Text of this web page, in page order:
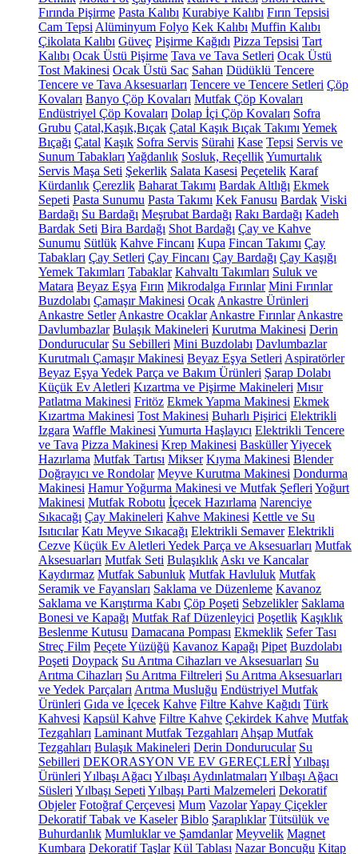
Fırında Pişirme Pasta Kalıbı Kurabiye Kalıbı Fırın Tepsisi
Cam Tepsi Alüminyum Folyo Kek Kalıbı Muffin Kalıbı
Çikolata Kalıbı Güveç Pişirme Kağıdı Pizza Tepsisi Tart
Kalıbı Ocak Üstü Pişirme Tava ve Tava Setleri Ocak Üstü
Tost Makinesi Ocak Üstü Sac Sahan Düdüklü Tencere
Tencere ve Tava Aksesuarları Tencere ve Tencere Setleri Çöp
Kovaları Banyo Çöp Kovaları Mutfak Çöp Kovaları
Endüstriyel Çöp Kovaları Dolap İçi Çöp Kovaları Sofra
Grubu Çatal,Kaşık,Bıçak Çatal Kaşık Bıçak Takımı Yemek
Bıçağı Çatal Kaşık Sofra Servis Sürahi Kase Tepsi Servis ve
Sunum Tabakları Yağdanlık Sosluk, ReçellikYumurtalık
Servis Maşa Seti Şekerlik Salata Kasesi Peçetelik Karaf
Kürdanlık Çerezlik Baharat Takımı Bardak Altlığı Ekmek
Sepeti Pasta Sunumu Pasta Takımı Kek Fanusu Bardak Viski
Bardağı Su Bardağı Meşrubat Bardağı Rakı Bardağı Kadeh
Bardak Seti Bira Bardağı Shot Bardağı Çay ve Kahve
Sunumu Sütlük Kahve Fincanı Kupa Fincan Takımı Çay
Tabakları Çay Setleri Çay Fincanı Çay Bardağı Çay Kaşığı
Yemek Takımları Tabaklar Kahvaltı Takımları Suluk ve
Matara Beyaz Eşya Fırın Mikrodalga Fırınlar Mini Fırınlar
Buzdolabı Çamaşır Makinesi Ocak Ankastre Ürünleri
Ankastre Setler Ankastre Ocaklar Ankastre Fırınlar Ankastre
Davlumbazlar Bulaşık Makineleri Kurutma Makinesi Derin
Dondurucular Su Sebilleri Mini Buzdolabı Davlumbazlar
Kurutmalı Çamaşır Makinesi Beyaz Eşya Setleri Aspiratörler
Beyaz Eşya Yedek Parça ve Bakım Ürünleri Şarap Dolabı
Küçük Ev Aletleri Kızartma ve Pişirme Makineleri Mısır
Patlatma Makinesi Fritöz Ekmek Yapma Makinesi Ekmek
Kızartma Makinesi Tost Makinesi Buharlı Pişirici Elektrikli
Izgara Waffle Makinesi Yumurta Haşlayıcı Elektrikli Tencere
ve Tava Pizza Makinesi Krep Makinesi BasküllerYiyecek
Hazırlama Mutfak Tartısı Mikser Kıyma Makinesi Blender
Doğrayıcı ve Rondolar Meyve Kurutma Makinesi Dondurma
Makinesi Hamur Yoğurma Makinesi ve Mutfak Şefleri Yoğurt
Makinesi Mutfak Robotu İçecek Hazırlama Narenciye
Sıkacağı Çay Makineleri Kahve Makinesi Kettle ve Su
Isıtıcılar Katı Meyve Sıkacağı Elektrikli Semaver Elektrikli
Cezve Küçük Ev Aletleri Yedek Parça ve Aksesuarları Mutfak
Aksesuarları Mutfak Seti Bulaşıklık Askı ve Kancalar
Kaydırmaz Mutfak Sabunluk Mutfak Havluluk Mutfak
Seramik ve Fayansları Saklama ve Düzenleme Kavanoz
Saklama ve Karıştırma Kabı Çöp Poşeti Sebzelikler Saklama
Bonesi ve Kapağı Mutfak Raf Düzenleyici Poşetlik Kaşıklık
Beslenme Kutusu Damacana Pompası Ekmeklik Sefer Tası
Streç Film Peçete Yüzüğü Kavanoz Kapağı Pipet Buzdolabı
Poşeti Doypack Su Arıtma Cihazları ve Aksesuarları Su
Arıtma Cihazları Su Arıtma Filtreleri Su Arıtma Aksesuarları
ve Yedek Parçaları Arıtma Musluğu Endüstriyel Mutfak
Ürünleri Gıda ve İçecek Kahve Filtre Kahve Kağıdı Türk
Kahvesi Kapsül Kahve Filtre Kahve Çekirdek Kahve Mutfak
Tezgahları Laminant Mutfak Tezgahları Ahşap Mutfak
Tezgahları Bulaşık Makineleri Derin Dondurucular Su
Sebilleri DEKORASYON VE EV GEREÇLERİYılbaşı
Ürünleri Yılbaşı Ağacı Yılbaşı Aydınlatmaları Yılbaşı Ağacı
Süsleri Yılbaşı Sepeti Yılbaşı Parti Malzemeleri Dekoratif
Objeler Fotoğraf Çerçevesi Mum VazolarYapay Çiçekler
Dekoratif Tabak ve Kaseler Biblo Şaraplıklar Tütsülük ve
Buhurdanlık Mumluklar ve Şamdanlar Meyvelik Magnet
Kumbara Dekoratif Taşlar Kül Tablası Nazar Boncuğu Kitap